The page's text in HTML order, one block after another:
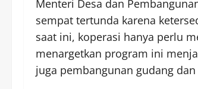
Menteri Desa dan
sempat tertunda karena
saat ini, koperasi hanya perlu
menargetkan program ini
juga pembangunan gudang